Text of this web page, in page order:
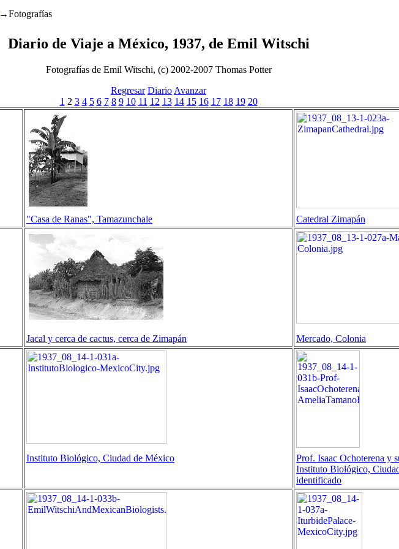
→Fotografías
Diario de Viaje a México, 1937, de Emil Witschi
Fotografías de Emil Witschi, (c) 2002-2007 Thomas Potter
Regresar Diario Avanzar
1 2 3 4 5 6 7 8 9 10 11 12 13 14 15 16 17 18 19 20
"Casa de Ranas", Tamazunchale Catedral Zimapán
Jacal y cerca de cactus, cerca de Zimapán Mercado, Colonia
Instituto Biológico, Ciudad de México
Prof. Isaac Ochoterena y
Instituto Biológico,
identificado